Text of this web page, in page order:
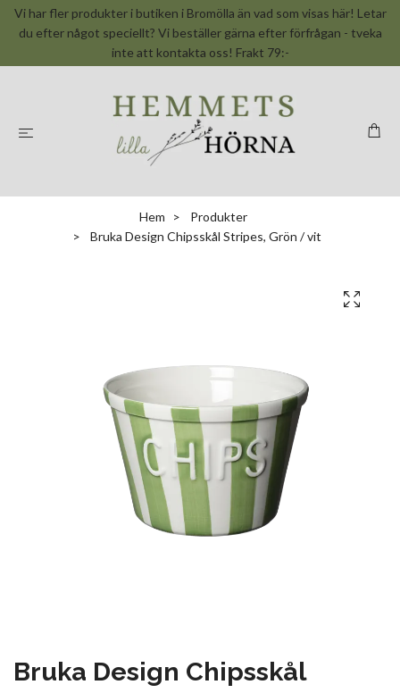
Vi har fler produkter i butiken i Bromölla än vad som visas här! Letar
du efter något speciellt? Vi beställer gärna efter förfrågan - tveka
inte att kontakta oss! Frakt 79:-
Hem
Produkter
Bruka Design Chipsskål Stripes, Grön / vit
Bruka Design Chipsskål